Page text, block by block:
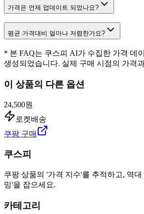
가격은 언제 업데이트 되었나요?
평균 가격대비 얼마나 저렴한가요?
* 본 FAQ는 쿠스피 AI가 수집한 가격 데
생성되었습니다. 실제 구매 시점의 가격
이 상품의 다른 옵션
24,500원
로켓배송
쿠팡 구매
쿠스피
쿠팡 상품의 '가격 지수'를 추적하고, 역대
밍'을 잡으세요.
카테고리